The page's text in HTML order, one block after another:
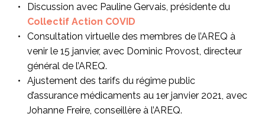
Discussion avec Pauline Gervais, présidente du
Collectif Action COVID
Consultation virtuelle des membres de l’AREQ à
venir le 15 janvier, avec Dominic Provost, directeur
général de l’AREQ.
Ajustement des tarifs du régime public
d’assurance médicaments au 1er janvier 2021, avec
Johanne Freire, conseillère à l’AREQ.